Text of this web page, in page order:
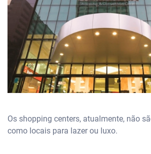
Os shopping centers, atualmente, não
como locais para lazer ou luxo.